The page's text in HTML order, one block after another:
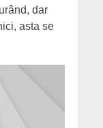
dar
asta se